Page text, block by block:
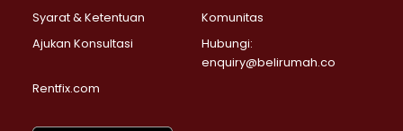
Syarat & Ketentuan
Komunitas
Ajukan Konsultasi
Hubungi:
enquiry@belirumah.co
Rentfix.com